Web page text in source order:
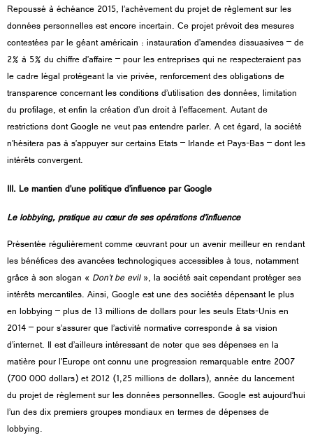
Repoussé à échéance 2015, l’achèvement du projet de règlement sur les
données personnelles est encore incertain. Ce projet prévoit des mesures
contestées par le géant américain : instauration d’amendes dissuasives – de
2% à 5% du chiffre d’affaire – pour les entreprises qui ne respecteraient pas
le cadre légal protégeant la vie privée, renforcement des obligations de
transparence concernant les conditions d’utilisation des données, limitation
du profilage, et enfin la création d’un droit à l’effacement. Autant de
restrictions dont Google ne veut pas entendre parler. A cet égard, la société
n’hésitera pas à s’appuyer sur certains Etats – Irlande et Pays-Bas – dont les
intérêts convergent.
III. Le mantien d’une politique d’influence par Google
Le lobbying, pratique au cœur de ses opérations d’influence
Présentée régulièrement comme œuvrant pour un avenir meilleur en rendant
les bénéfices des avancées technologiques accessibles à tous, notamment
grâce à son slogan « Don’t be evil», la société sait cependant protéger ses
intérêts mercantiles. Ainsi, Google est une des sociétés dépensant le plus
en lobbying – plus de 13 millions de dollars pour les seuls Etats-Unis en
2014 – pour s’assurer que l’activité normative corresponde à sa vision
d’internet. Il est d’ailleurs intéressant de noter que ses dépenses en la
matière pour l’Europe ont connu une progression remarquable entre 2007
(700 000 dollars) et 2012 (1,25 millions de dollars), année du lancement
du projet de règlement sur les données personnelles. Google est aujourd’hui
l’un des dix premiers groupes mondiaux en termes de dépenses de
lobbying.